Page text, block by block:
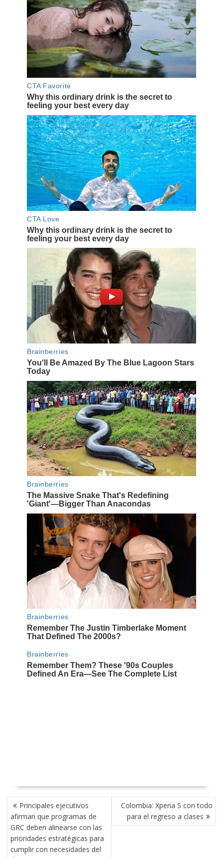
NAVEGACIÓN
DE
ENTRADAS
Principales ejecutivos
afirman que programas de
GRC deben alinearse con las
prioridades estratégicas para
cumplir con necesidades del
Colombia: Xperia S con todo
para el regreso a clases